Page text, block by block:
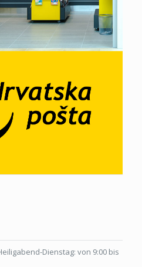
Dienstag: von 9:00 bis